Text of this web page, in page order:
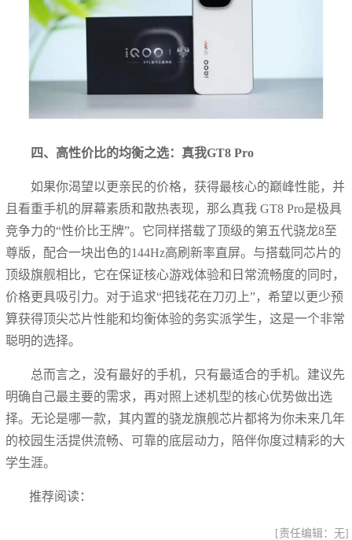
四、高性价比的均衡之选：真我GT8 Pro
如果你渴望以更亲民的价格，获得最核心的巅峰性能，并
且看重手机的屏幕素质和散热表现，那么真我 GT8 Pro是极具
竞争力的“性价比王牌”。它同样搭载了顶级的第五代骁龙8至
尊版，配合一块出色的144Hz高刷新率直屏。与搭载同芯片的
顶级旗舰相比，它在保证核心游戏体验和日常流畅度的同时，
价格更具吸引力。对于追求“把钱花在刀刃上”，希望以更少预
算获得顶尖芯片性能和均衡体验的务实派学生，这是一个非常
聪明的选择。
总而言之，没有最好的手机，只有最适合的手机。建议先
明确自己最主要的需求，再对照上述机型的核心优势做出选
择。无论是哪一款，其内置的骁龙旗舰芯片都将为你未来几年
的校园生活提供流畅、可靠的底层动力，陪伴你度过精彩的大
学生涯。
推荐阅读：
[责任编辑：无]